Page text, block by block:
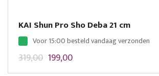
KAI Shun Pro Sho Deba 21 cm
Voor 15:00 besteld vandaag verzonden
199,00
319,00